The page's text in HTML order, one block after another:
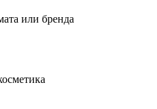
или бренда